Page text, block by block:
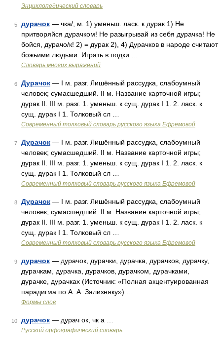
Энциклопедический словарь
5 дурачок — чка/; м. 1) уменьш. ласк. к дурак 1) Не
притворяйся дурачком! Не разыгрывай из себя дурачка! Не
бойся, дурачо/к! 2) = дурак 2), 4) Дурачков в народе считают
божьими людьми. Играть в подки …
Словарь многих выражений
6 Дурачок — I м. разг. Лишённый рассудка, слабоумный
человек; сумасшедший. II м. Название карточной игры;
дурак II. III м. разг. 1. уменьш. к сущ. дурак I 1. 2. ласк. к
сущ. дурак I 1. Толковый сл …
Современный толковый словарь русского языка Ефремовой
7 Дурачок — I м. разг. Лишённый рассудка, слабоумный
человек; сумасшедший. II м. Название карточной игры;
дурак II. III м. разг. 1. уменьш. к сущ. дурак I 1. 2. ласк. к
сущ. дурак I 1. Толковый сл …
Современный толковый словарь русского языка Ефремовой
8 Дурачок — I м. разг. Лишённый рассудка, слабоумный
человек; сумасшедший. II м. Название карточной игры;
дурак II. III м. разг. 1. уменьш. к сущ. дурак I 1. 2. ласк. к
сущ. дурак I 1. Толковый сл …
Современный толковый словарь русского языка Ефремовой
9 дурачок — дурачок, дурачки, дурачка, дурачков, дурачку,
дурачкам, дурачка, дурачков, дурачком, дурачками,
дурачке, дурачках (Источник: «Полная акцентуированная
парадигма по А. А. Зализняку») …
Формы слов
10 дурачок — дурач ок, чк а …
Русский орфографический словарь